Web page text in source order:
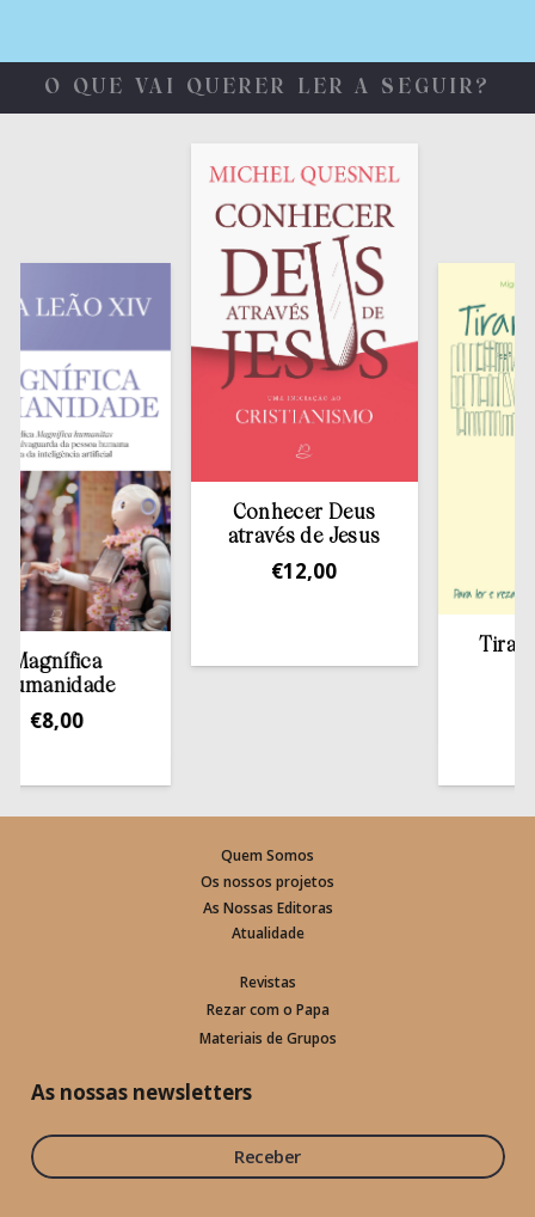
O QUE VAI QUERER LER A SEGUIR?
8,00
Conhecer Deus
através de Jesus
12,00
Tirar a
Quem Somos
Os nossos projetos
As Nossas Editoras
Atualidade
Revistas
Rezar com o Papa
Materiais de Grupos
As nossas newsletters
Receber